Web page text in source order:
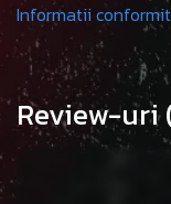
Informatii
Review-uri